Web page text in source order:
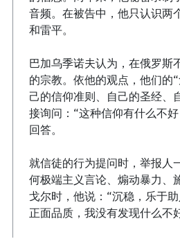
音频。在被告中，他只认识两
和雷平。
巴加乌季诺夫认为，在俄罗斯
的宗教。依他的观点，他们的
己的信仰准则、自己的圣经、
接询问：“这种信仰有什么不
回答。
就信徒的行为提问时，举报人
何极端主义言论、煽动暴力、
戈尔时，他说：“沉稳，乐于
正面品质，我没有发现什么不